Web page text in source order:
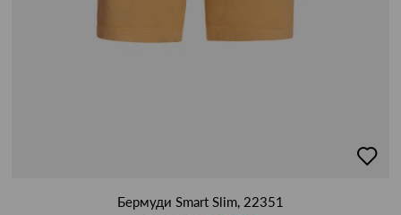
в
Бермуди Smart Slim, 22351